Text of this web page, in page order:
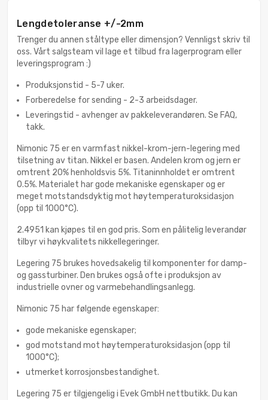
Lengdetoleranse +/-2mm
Trenger du annen ståltype eller dimensjon? Vennligst skriv til
oss. Vårt salgsteam vil lage et tilbud fra lagerprogram eller
leveringsprogram :)
Produksjonstid - 5-7 uker.
Forberedelse for sending - 2-3 arbeidsdager.
Leveringstid - avhenger av pakkeleverandøren. Se FAQ,
takk.
Nimonic 75 er en varmfast nikkel-krom-jern-legering med
tilsetning av titan. Nikkel er basen. Andelen krom og jern er
omtrent 20% henholdsvis 5%. Titaninnholdet er omtrent
0.5%. Materialet har gode mekaniske egenskaper og er
meget motstandsdyktig mot høytemperaturoksidasjon
(opp til 1000°C).
2.4951 kan kjøpes til en god pris. Som en pålitelig leverandør
tilbyr vi høykvalitets nikkellegeringer.
Legering 75 brukes hovedsakelig til komponenter for damp-
og gassturbiner. Den brukes også ofte i produksjon av
industrielle ovner og varmebehandlingsanlegg.
Nimonic 75 har følgende egenskaper:
gode mekaniske egenskaper;
god motstand mot høytemperaturoksidasjon (opp til
1000°C);
utmerket korrosjonsbestandighet.
Legering 75 er tilgjengelig i Evek GmbH nettbutikk. Du kan